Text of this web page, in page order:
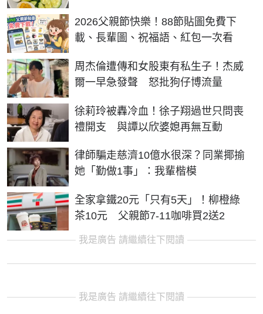
2026父親節快樂！88節貼圖免費下
載、長輩圖、祝福語、紅包一次看
周杰倫遭傳和女股東有私生子！杰威
爾一早急發聲 怒批狗仔博流量
徐莉玲被轟冷血！徐子翔過世只問喪
禮開支 與譚以欣婆媳再無互動
律師騙走慈濟10億水很深？同業揶揄
她「勤做1事」：我輩楷模
全家拿鐵20元「只有5天」！柳橙綠
茶10元 父親節7-11咖啡買2送2
我是廣告 請繼續往下閱讀
我是廣告 請繼續往下閱讀